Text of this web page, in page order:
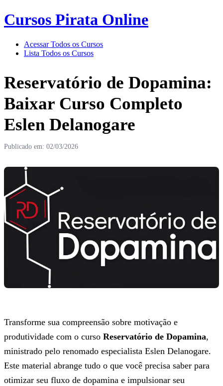
Cursos Pirata Online
Acessar Todos os Cursos
Lista Todos os Cursos
Reservatório de Dopamina:
Baixar Curso Completo
Eslen Delanogare
Publicado em: 02/03/2026
Transforme sua compreensão sobre motivação e
produtividade com o curso Reservatório de Dopamina,
ministrado pelo renomado especialista Eslen Delanogare.
Este material abrange tudo o que você precisa saber para
otimizar seu fluxo de dopamina e impulsionar seu